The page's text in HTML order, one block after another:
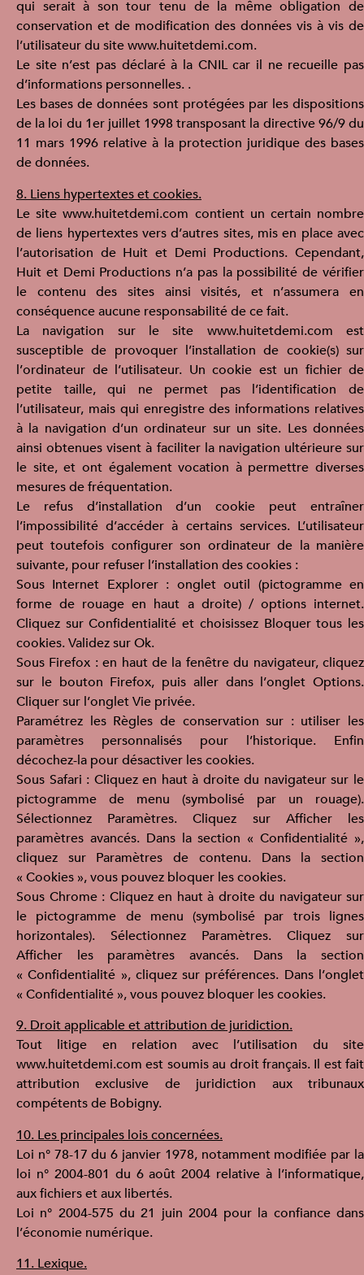
qui serait à son tour tenu de la même obligation de
conservation et de modification des données vis à vis de
l’utilisateur du site www.huitetdemi.com.
Le site n’est pas déclaré à la CNIL car il ne recueille pas
d’informations personnelles. .
Les bases de données sont protégées par les dispositions
de la loi du 1er juillet 1998 transposant la directive 96/9 du
11 mars 1996 relative à la protection juridique des bases
de données.
8. Liens hypertextes et cookies.
Le site www.huitetdemi.com contient un certain nombre
de liens hypertextes vers d’autres sites, mis en place avec
l’autorisation de Huit et Demi Productions. Cependant,
Huit et Demi Productions n’a pas la possibilité de vérifier
le contenu des sites ainsi visités, et n’assumera en
conséquence aucune responsabilité de ce fait.
La navigation sur le site www.huitetdemi.com est
susceptible de provoquer l’installation de cookie(s) sur
l’ordinateur de l’utilisateur. Un cookie est un fichier de
petite taille, qui ne permet pas l’identification de
l’utilisateur, mais qui enregistre des informations relatives
à la navigation d’un ordinateur sur un site. Les données
ainsi obtenues visent à faciliter la navigation ultérieure sur
le site, et ont également vocation à permettre diverses
mesures de fréquentation.
Le refus d’installation d’un cookie peut entraîner
l’impossibilité d’accéder à certains services. L’utilisateur
peut toutefois configurer son ordinateur de la manière
suivante, pour refuser l’installation des cookies :
Sous Internet Explorer : onglet outil (pictogramme en
forme de rouage en haut a droite) / options internet.
Cliquez sur Confidentialité et choisissez Bloquer tous les
cookies. Validez sur Ok.
Sous Firefox : en haut de la fenêtre du navigateur, cliquez
sur le bouton Firefox, puis aller dans l’onglet Options.
Cliquer sur l’onglet Vie privée.
Paramétrez les Règles de conservation sur : utiliser les
paramètres personnalisés pour l’historique. Enfin
décochez-la pour désactiver les cookies.
Sous Safari : Cliquez en haut à droite du navigateur sur le
pictogramme de menu (symbolisé par un rouage).
Sélectionnez Paramètres. Cliquez sur Afficher les
paramètres avancés. Dans la section « Confidentialité »,
cliquez sur Paramètres de contenu. Dans la section
« Cookies », vous pouvez bloquer les cookies.
Sous Chrome : Cliquez en haut à droite du navigateur sur
le pictogramme de menu (symbolisé par trois lignes
horizontales). Sélectionnez Paramètres. Cliquez sur
Afficher les paramètres avancés. Dans la section
« Confidentialité », cliquez sur préférences. Dans l’onglet
« Confidentialité », vous pouvez bloquer les cookies.
9. Droit applicable et attribution de juridiction.
Tout litige en relation avec l’utilisation du site
www.huitetdemi.com est soumis au droit français. Il est fait
attribution exclusive de juridiction aux tribunaux
compétents de Bobigny.
10. Les principales lois concernées.
Loi n° 78-17 du 6 janvier 1978, notamment modifiée par la
loi n° 2004-801 du 6 août 2004 relative à l’informatique,
aux fichiers et aux libertés.
Loi n° 2004-575 du 21 juin 2004 pour la confiance dans
l’économie numérique.
11. Lexique.